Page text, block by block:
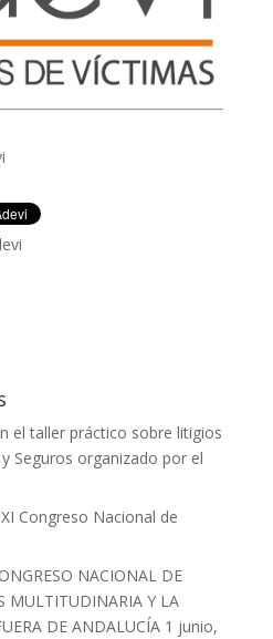
el taller práctico sobre litigios
Seguros organizado por el
Congreso Nacional de
NACIONAL DE
MULTITUDINARIA Y LA
DE ANDALUCÍA 1 junio,